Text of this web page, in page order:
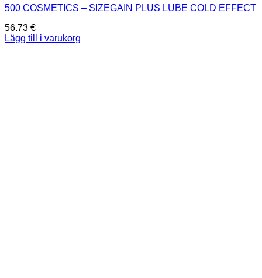
500 COSMETICS – SIZEGAIN PLUS LUBE COLD EFFECT
56.73 €
Lägg till i varukorg